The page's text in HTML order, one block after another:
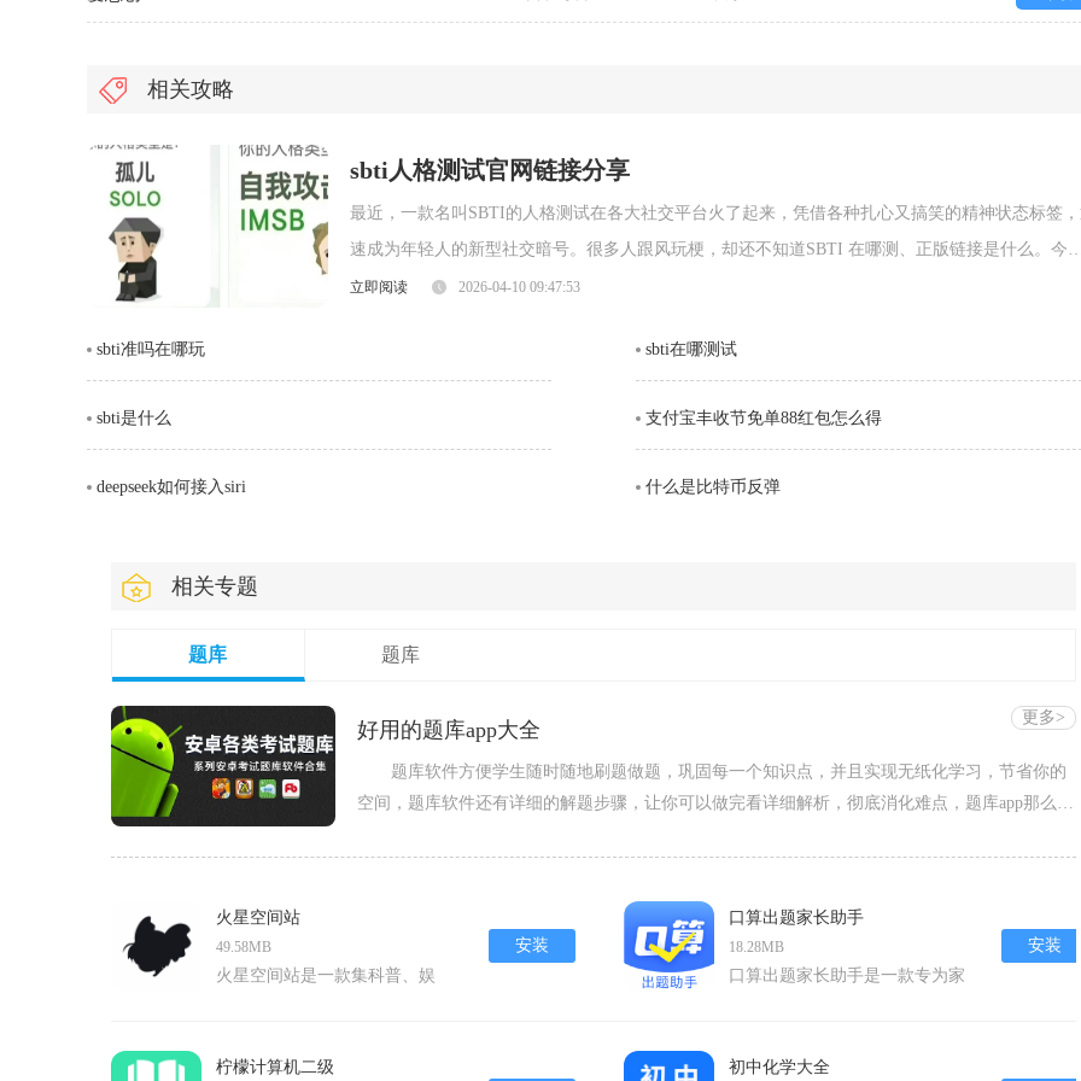
相关攻略
sbti人格测试官网链接分享
最近，一款名叫SBTI的人格测试在各大社交平台火了起来，凭借各种扎心又搞笑的精神状态标签
速成为年轻人的新型社交暗号。很多人跟风玩梗，却还不知道SBTI 在哪测、正版链接是什么。今天
就为大家整理出 SBTI 在线测试官方网址，以及完整的测试攻略，轻松一键测出你的专属人格。
立即阅读 2026-04-10 09:47:53
sbti准吗在哪玩 sbti在哪测试
sbti是什么 支付宝丰收节免单88红包怎么得
deepseek如何接入siri 什么是比特币反弹
相关专题
题库 题库
更多>
好用的题库app大全
题库软件方便学生随时随地刷题做题，巩固每一个知识点，并且实现无纸化学习，节省你的
空间，题库软件还有详细的解题步骤，让你可以做完看详细解析，彻底消化难点，题库app那么
火星空间站
49.58MB
火星空间站是一款集科普、娱
用户设计。它不仅提供了丰富的
安装
口算出题家长助手
18.28MB
口算出题家长助手是一款专为家
改，提高孩子的口算能力。这款
安装
柠檬计算机二级 初中化学大全